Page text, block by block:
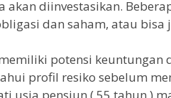
akan diinvestasikan.
dan saham, atau bisa
potensi keuntungan
profil resiko sebelum